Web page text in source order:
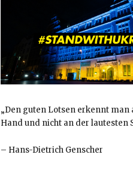
„Den guten Lotsen erkennt man
Hand und nicht an der lautesten
– Hans-Dietrich Genscher